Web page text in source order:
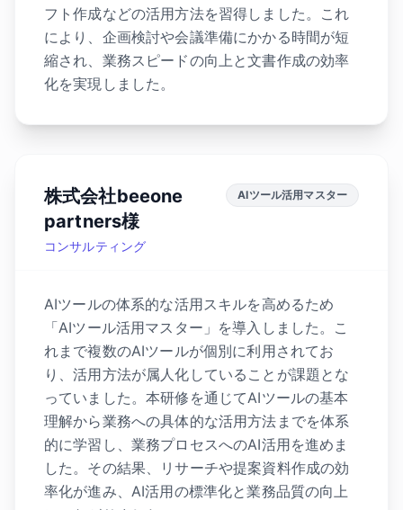
フト作成などの活用方法を習得しました。これ
により、企画検討や会議準備にかかる時間が短
縮され、業務スピードの向上と文書作成の効率
化を実現しました。
株式会社beeone
partners様
コンサルティング
AIツール活用マスター
AIツールの体系的な活用スキルを高めるため
「AIツール活用マスター」を導入しました。こ
れまで複数のAIツールが個別に利用されてお
り、活用方法が属人化していることが課題とな
っていました。本研修を通じてAIツールの基本
理解から業務への具体的な活用方法までを体系
的に学習し、業務プロセスへのAI活用を進めま
した。その結果、リサーチや提案資料作成の効
率化が進み、AI活用の標準化と業務品質の向上